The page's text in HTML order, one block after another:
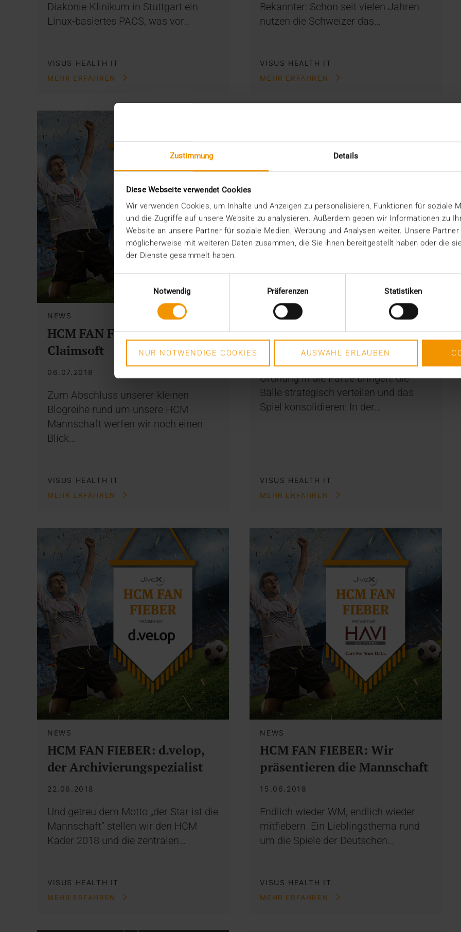
Zustimmung Details
Diese Webseite verwendet Cookies
Wir verwenden Cookies, um Inhalte und Anzeigen zu personalisieren, Funktionen für soziale
und die Zugriffe auf unsere Website zu analysieren. Außerdem geben wir Informationen zu
Website an unsere Partner für soziale Medien, Werbung und Analysen weiter. Unsere
möglicherweise mit weiteren Daten zusammen, die Sie ihnen bereitgestellt haben oder die
der Dienste gesammelt haben.
Notwendig
Präferenzen Statistiken
NUR NOTWENDIGE COOKIES AUSWAHL ERLAUBEN
Diakonie-Klinikum in Stuttgart ein
Linux-basiertes PACS, was vor…
VISUS HEALTH IT
MEHR ERFAHREN
Bekannter: Schon seit vielen Jahren
nutzen die Schweizer das…
VISUS HEALTH IT
MEHR ERFAHREN
NEWS
HCM FAN FIEBER: Mentana-
Claimsoft
06.07.2018
Zum Abschluss unserer kleinen
Blogreihe rund um unsere HCM
Mannschaft werfen wir noch einen
Blick…
VISUS HEALTH IT
MEHR ERFAHREN
NEWS
HCM FAN FIEBER: x-tention
27.06.2018
Ordnung in die Partie bringen, die
Bälle strategisch verteilen und das
Spiel konsolidieren: In der…
VISUS HEALTH IT
MEHR ERFAHREN
NEWS
HCM FAN FIEBER: d.velop,
der Archivierungspezialist
22.06.2018
Und getreu dem Motto „der Star ist die
Mannschaft“ stellen wir den HCM
Kader 2018 und die zentralen…
VISUS HEALTH IT
MEHR ERFAHREN
NEWS
HCM FAN FIEBER: Wir
präsentieren die Mannschaft
15.06.2018
Endlich wieder WM, endlich wieder
mitfiebern. Ein Lieblingsthema rund
um die Spiele der Deutschen…
VISUS HEALTH IT
MEHR ERFAHREN